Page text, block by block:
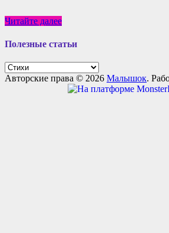
Стихи
детей
Токмакова
Читайте далее
Полезные статьи
Полезные
статьи
Авторские права © 2026 Малышок.